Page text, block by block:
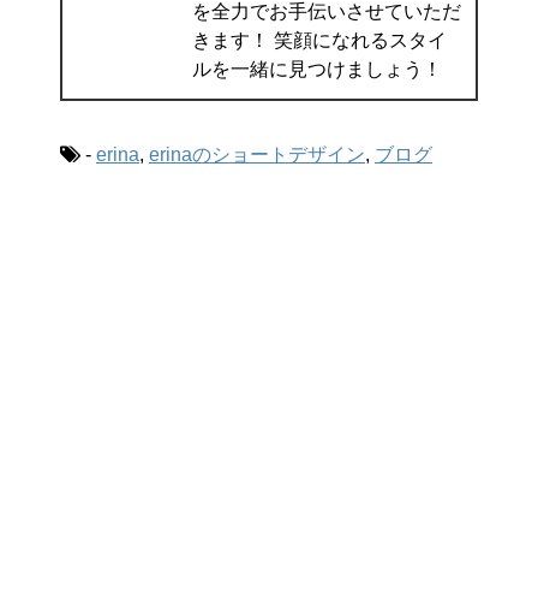
を全力でお手伝いさせていただ
きます！ 笑顔になれるスタイ
ルを一緒に見つけましょう！
- erina, erinaのショートデザイン, ブログ